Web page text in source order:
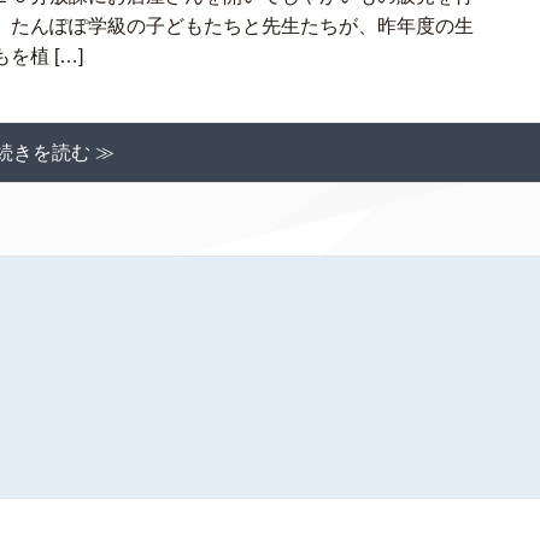
んぽぽ学級の子どもたちと先生たちが、昨年度の生
を植 […]
きを読む ≫